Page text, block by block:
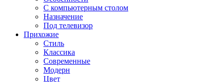
С компьютерным столом
Назначение
Под телевизор
Прихожие
Стиль
Классика
Современные
Модерн
Цвет